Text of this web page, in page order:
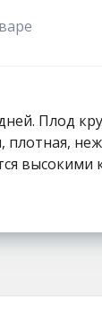
Плод
высокими